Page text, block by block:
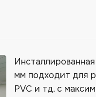
мм подходит для
PVC и тд. с